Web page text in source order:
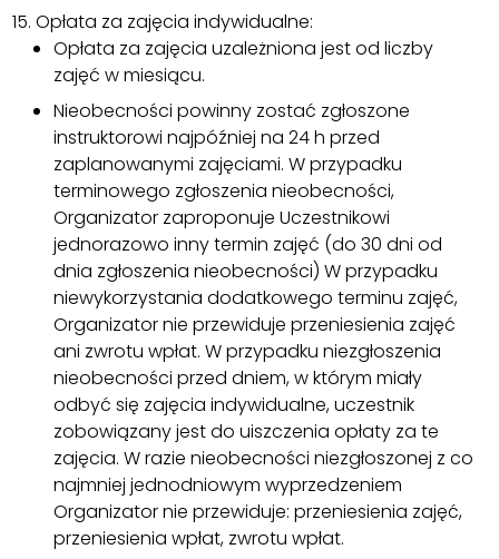
Opłata za zajęcia indywidualne:
Opłata za zajęcia uzależniona jest od liczby
zajęć w miesiącu.
Nieobecności powinny zostać zgłoszone
instruktorowi najpóźniej na 24 h przed
zaplanowanymi zajęciami. W przypadku
terminowego zgłoszenia nieobecności,
Organizator zaproponuje Uczestnikowi
jednorazowo inny termin zajęć (do 30 dni od
dnia zgłoszenia nieobecności) W przypadku
niewykorzystania dodatkowego terminu zajęć,
Organizator nie przewiduje przeniesienia zajęć
ani zwrotu wpłat. W przypadku niezgłoszenia
nieobecności przed dniem, w którym miały
odbyć się zajęcia indywidualne, uczestnik
zobowiązany jest do uiszczenia opłaty za te
zajęcia. W razie nieobecności niezgłoszonej z co
najmniej jednodniowym wyprzedzeniem
Organizator nie przewiduje: przeniesienia zajęć,
przeniesienia wpłat, zwrotu wpłat.